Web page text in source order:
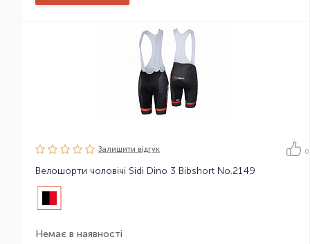
Залишити вiдгук 0
Велошорти чоловічі Sidi Dino 3 Bibshort No.2149
Немає в наявності